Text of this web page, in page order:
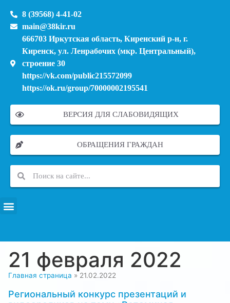
8 (39568) 4-41-02
main@38kir.ru
666703 Иркутская область, Киренский р-н, г.
Киренск, ул. Ленрабочих (мкр. Центральный),
строение 30
https://vk.com/public215572099
https://ok.ru/group/70000002195541
ВЕРСИЯ ДЛЯ СЛАБОВИДЯЩИХ
ОБРАЩЕНИЯ ГРАЖДАН
21 февраля 2022
Главная страница » 21.02.2022
Региональный конкурс презентаций и